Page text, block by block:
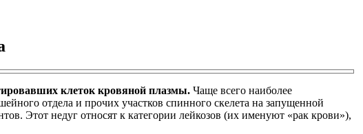
клеток кровяной плазмы. Чаще всего наиболее
отдела и прочих участков спинного скелета на запущенной
Этот недуг относят к категории лейкозов (их именуют «рак крови»),